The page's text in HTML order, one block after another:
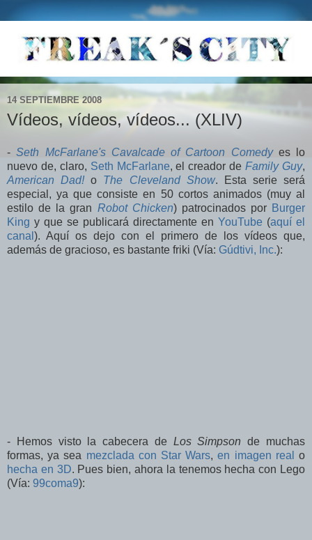
14 SEPTIEMBRE 2008
Vídeos, vídeos, vídeos... (XLIV)
-Seth McFarlane's Cavalcade of Cartoon Comedyes lo
nuevo de, claro, Seth McFarlane, el creador deFamily Guy,
American Dad!o The Cleveland Show. Esta serie será
especial, ya que consiste en 50 cortos animados (muy al
estilo de la gran Robot Chicken) patrocinados por Burger
King y que se publicará directamente en YouTube (aquí el
canal ). Aquí os dejo con el primero de los vídeos que,
además de gracioso, es bastante friki (Vía: Gúdtivi, Inc.):
- Hemos visto la cabecera de Los Simpson de muchas
formas, ya sea mezclada con Star Wars,en imagen real
o
hecha en 3D. Pues bien, ahora la tenemos hecha con Lego
(Vía: 99coma9):